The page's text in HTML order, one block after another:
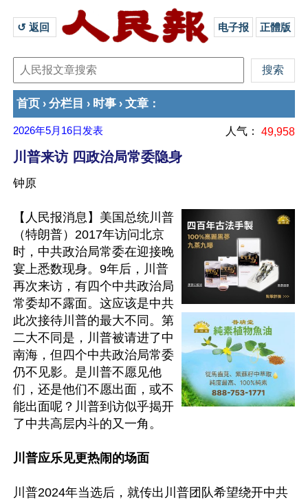
↺ 返回 电子报 正體版
首页 › 分栏目 › 时事 › 文章 ：
2026年5月16日 发表 人气： 49,958
川普来访 四政治局常委隐身
钟原
【人民报消息】美国总统川普
（特朗普）2017年访问北京
时，中共政治局常委在迎接晚
宴上悉数现身。9年后，川普
再次来访，有四个中共政治局
常委却不露面。这应该是中共
此次接待川普的最大不同。第
二大不同是，川普被请进了中
南海，但四个中共政治局常委
仍不见影。是川普不愿见他
们，还是他们不愿出面，或不
能出面呢？川普到访似乎揭开
了中共高层内斗的又一角。
川普应乐见更热闹的场面
川普2024年当选后，就传出川普团队希望绕开中共